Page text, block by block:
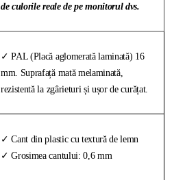
de culorile reale de pe monitorul dvs.
✓ PAL (Placă aglomerată laminată) 16
mm. Suprafață mată melaminată,
rezistentă la zgârieturi și ușor de curățat.
✓ Cant din plastic cu textură de lemn
✓ Grosimea cantului: 0,6 mm